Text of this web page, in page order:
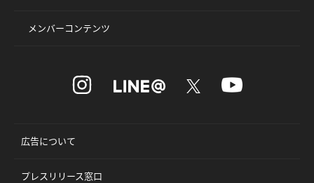
メンバーコンテンツ
広告について
プレスリリース窓口